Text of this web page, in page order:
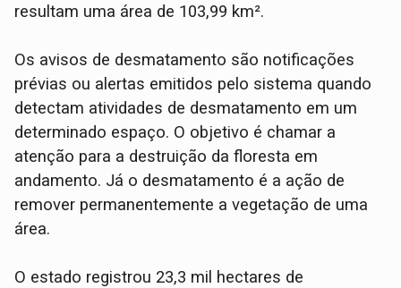
resultam uma área de 103,99 km².
Os avisos de desmatamento são notificações
prévias ou alertas emitidos pelo sistema quando
detectam atividades de desmatamento em um
determinado espaço. O objetivo é chamar a
atenção para a destruição da floresta em
andamento. Já o desmatamento é a ação de
remover permanentemente a vegetação de uma
área.
O estado registrou 23,3 mil hectares de